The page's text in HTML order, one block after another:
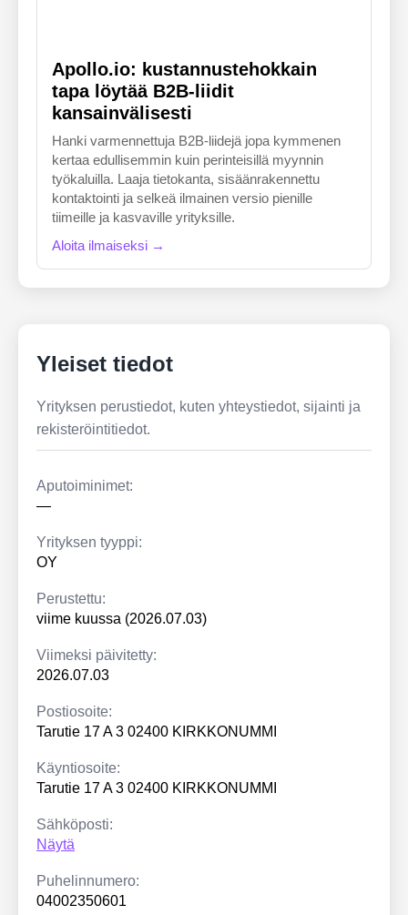
Apollo.io: kustannustehokkain
tapa löytää B2B-liidit
kansainvälisesti
Hanki varmennettuja B2B-liidejä jopa kymmenen
kertaa edullisemmin kuin perinteisillä myynnin
työkaluilla. Laaja tietokanta, sisäänrakennettu
kontaktointi ja selkeä ilmainen versio pienille
tiimeille ja kasvaville yrityksille.
Aloita ilmaiseksi →
Yleiset tiedot
Yrityksen perustiedot, kuten yhteystiedot, sijainti ja
rekisteröintitiedot.
Aputoiminimet:
—
Yrityksen tyyppi:
OY
Perustettu:
viime kuussa (2026.07.03)
Viimeksi päivitetty:
2026.07.03
Postiosoite:
Tarutie 17 A 3 02400 KIRKKONUMMI
Käyntiosoite:
Tarutie 17 A 3 02400 KIRKKONUMMI
Sähköposti:
Näytä
Puhelinnumero:
04002350601